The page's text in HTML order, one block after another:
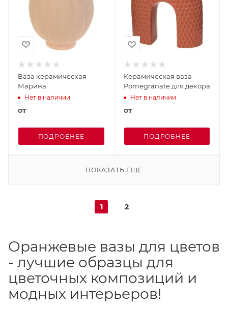
Ваза керамическая
Марина
Нет в наличии
от
ПОДРОБНЕЕ
Керамическая ваза
Pomegranate для декора
Нет в наличии
от
ПОДРОБНЕЕ
ПОКАЗАТЬ ЕЩЕ
1 2
Оранжевые вазы для цветов
- лучшие образцы для
цветочных композиций и
модных интерьеров!